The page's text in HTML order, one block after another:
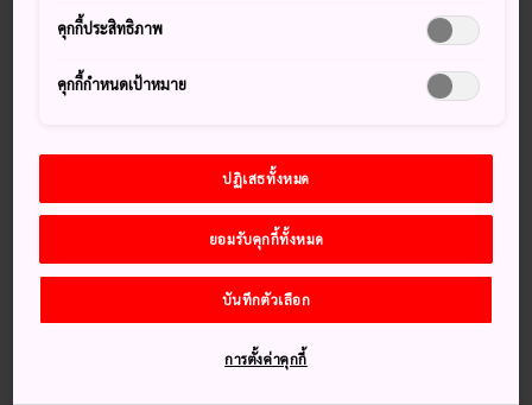
ตะวันตกมากกว่าญี่ปุ่น อาคารแห่งนี้แต่เดิมก่อตั้งขึ้นในช่วงยุคเม
จิ ซึ่งเป็นช่วงเวลาที่สังคมญี่ปุ่นเพิ่งจะเริ่มเปิดรับแนวคิดและ
สไตล์การออกแบบจากทางฝั่งตะวันตก
ตั้งแต่ยุคโบราณมาจนถึงปัจจุบันยังไม่น่าสนใจมากพอ ให้รอจน
กระทั่งถึงฤดูกาลดอกซากุระผลิบาน ด้วยดอกไม้นานาพันธุ์ที่มี
หลากหลายรูปทรงและเฉดสีทำให้พื้นที่ของพิพิธภัณฑ์แห่งนี้มี
ชีวิตชีวาขึ้นมา
วิธีการเดินทาง
คุณสามารถใช้บริการรถไฟเพื่อไปเยือนพิพิธภัณฑ์นี้
คุกกี้ประสิทธิภาพ
คุกกี้กำหนดเป้าหมาย
ปฏิเสธทั้งหมด
ยอมรับคุกกี้ทั้งหมด
บันทึกตัวเลือก
การตั้งค่าคุกกี้